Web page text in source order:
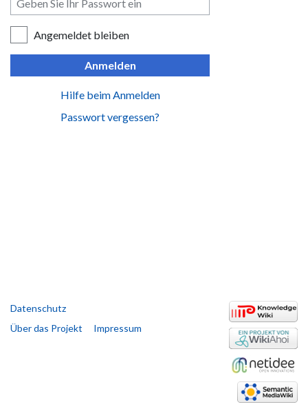
Angemeldet bleiben
Anmelden
Hilfe beim Anmelden
Passwort vergessen?
Datenschutz
Über das Projekt
Impressum